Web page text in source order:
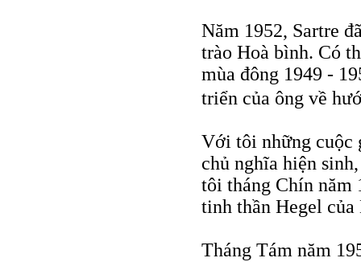
Năm 1952, Sartre
trào Hoà bình. Có
mùa đông 1949 -
triển của ông về
Với tôi những cuộc
chủ nghĩa hiện
tôi tháng Chín năm
tinh thần Hegel của
Tháng Tám năm